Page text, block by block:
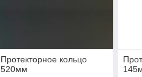
Протекторное кольцо
520мм